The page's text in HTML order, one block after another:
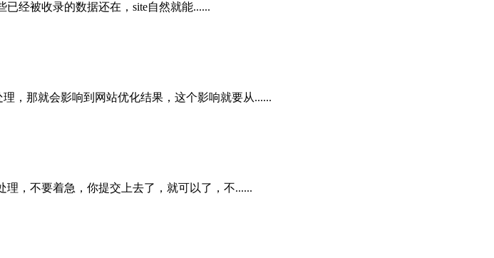
经被收录的数据还在，site自然就能......
，那就会影响到网站优化结果，这个影响就要从......
，不要着急，你提交上去了，就可以了，不......